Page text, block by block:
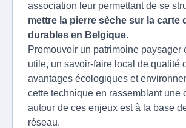
association leur permettant de se
mettre la pierre sèche sur la carte
durables en Belgique.
Promouvoir un patrimoine paysager
utile, un savoir-faire local de qualité
avantages écologiques et
cette technique en rassemblant une
autour de ces enjeux est à la base
réseau.